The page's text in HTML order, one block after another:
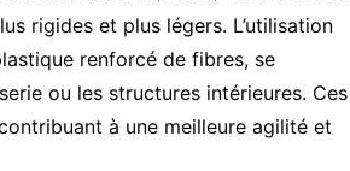
rigides et plus légers. L’utilisation
renforcé de fibres, se
ou les structures intérieures. Ces
à une meilleure agilité et